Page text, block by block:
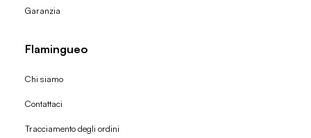
Garanzia
Flamingueo
Chi siamo
Contattaci
Tracciamento degli ordini